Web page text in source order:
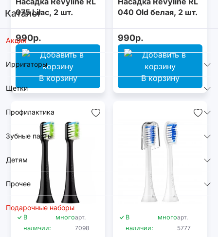
Каталог
Акция
Ирригаторы
Щетки
Профилактика
Зубные пасты
Детям
Прочее
Подарочные наборы
075 Lilac, 2 шт.
990р.
В корзину
040 Old белая, 2 шт.
990р.
В корзину
В
наличии:
многоарт.
7098
В
наличии:
многоарт.
5777